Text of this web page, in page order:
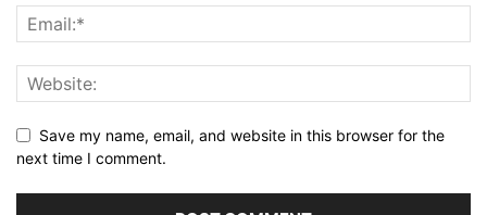
Save my name, email, and website in this browser for the
next time I comment.